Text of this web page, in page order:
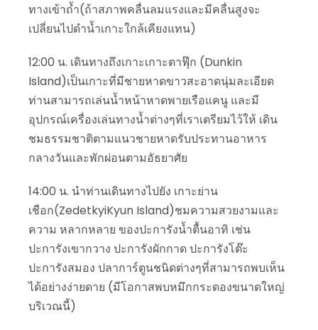
ทางเข้าถ้ำ(ถ้าสภาพคลื่นลมแรงและมีคลื่นสูงจะ
เปลี่ยนไปดำน้ำเกาะใกล้เคียงแทน)
12:00 น. เดินทางถึงเกาะเกาะตาฟุ๊ก (Dunkin
Island)เป็นเกาะที่มีชายหาดขาวสะอาดนุ่มละเอียด
ท่านสามารถเล่นน้ำหน้าหาดพายเรือแคนู และมี
อุปกรณ์เครื่องเล่นทางน้ำต่างๆที่เราเตรียมไว้ให้ เดิน
ชมธรรมชาติตามแนวชายหาดรับประทานอาหาร
กลางวันและพักผ่อนตามอัธยาศัย
14:00 น. นำท่านเดินทางไปยัง เกาะย่าน
เชือก(ZedetkyiKyun Island)ชมความสวยงามและ
ความ หลากหลาย ของปะการังน้ำตื้นอาทิ เช่น
ปะการังเขากวาง ปะการังผักกาด ปะการังโต๊ะ
ปะการังสมอง ปลาการ์ตูนชนิดต่างๆที่สามารถพบเห็น
ได้อย่างง่ายดาย (มีโอกาสพบหมึกกระดองขนาดใหญ่
บริเวณนี้)